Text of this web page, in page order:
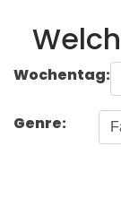
Wochentag:
Genre: